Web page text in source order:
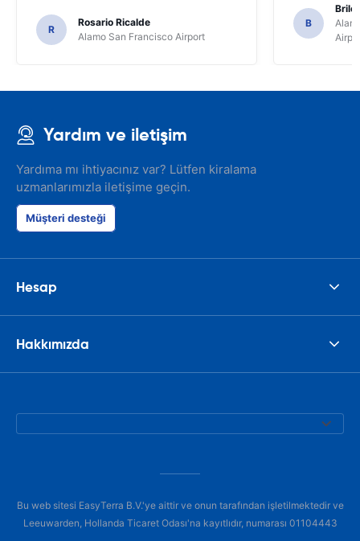
R
Rosario Ricalde
Alamo San Francisco Airport
B
Yardım ve iletişim
Yardıma mı ihtiyacınız var? Lütfen kiralama
uzmanlarımızla iletişime geçin.
Müşteri desteği
Hesap
Hakkımızda
Bu web sitesi EasyTerra B.V.'ye aittir ve onun tarafından işletilmektedir ve
Leeuwarden, Hollanda Ticaret Odası'na kayıtlıdır, numarası 01104443